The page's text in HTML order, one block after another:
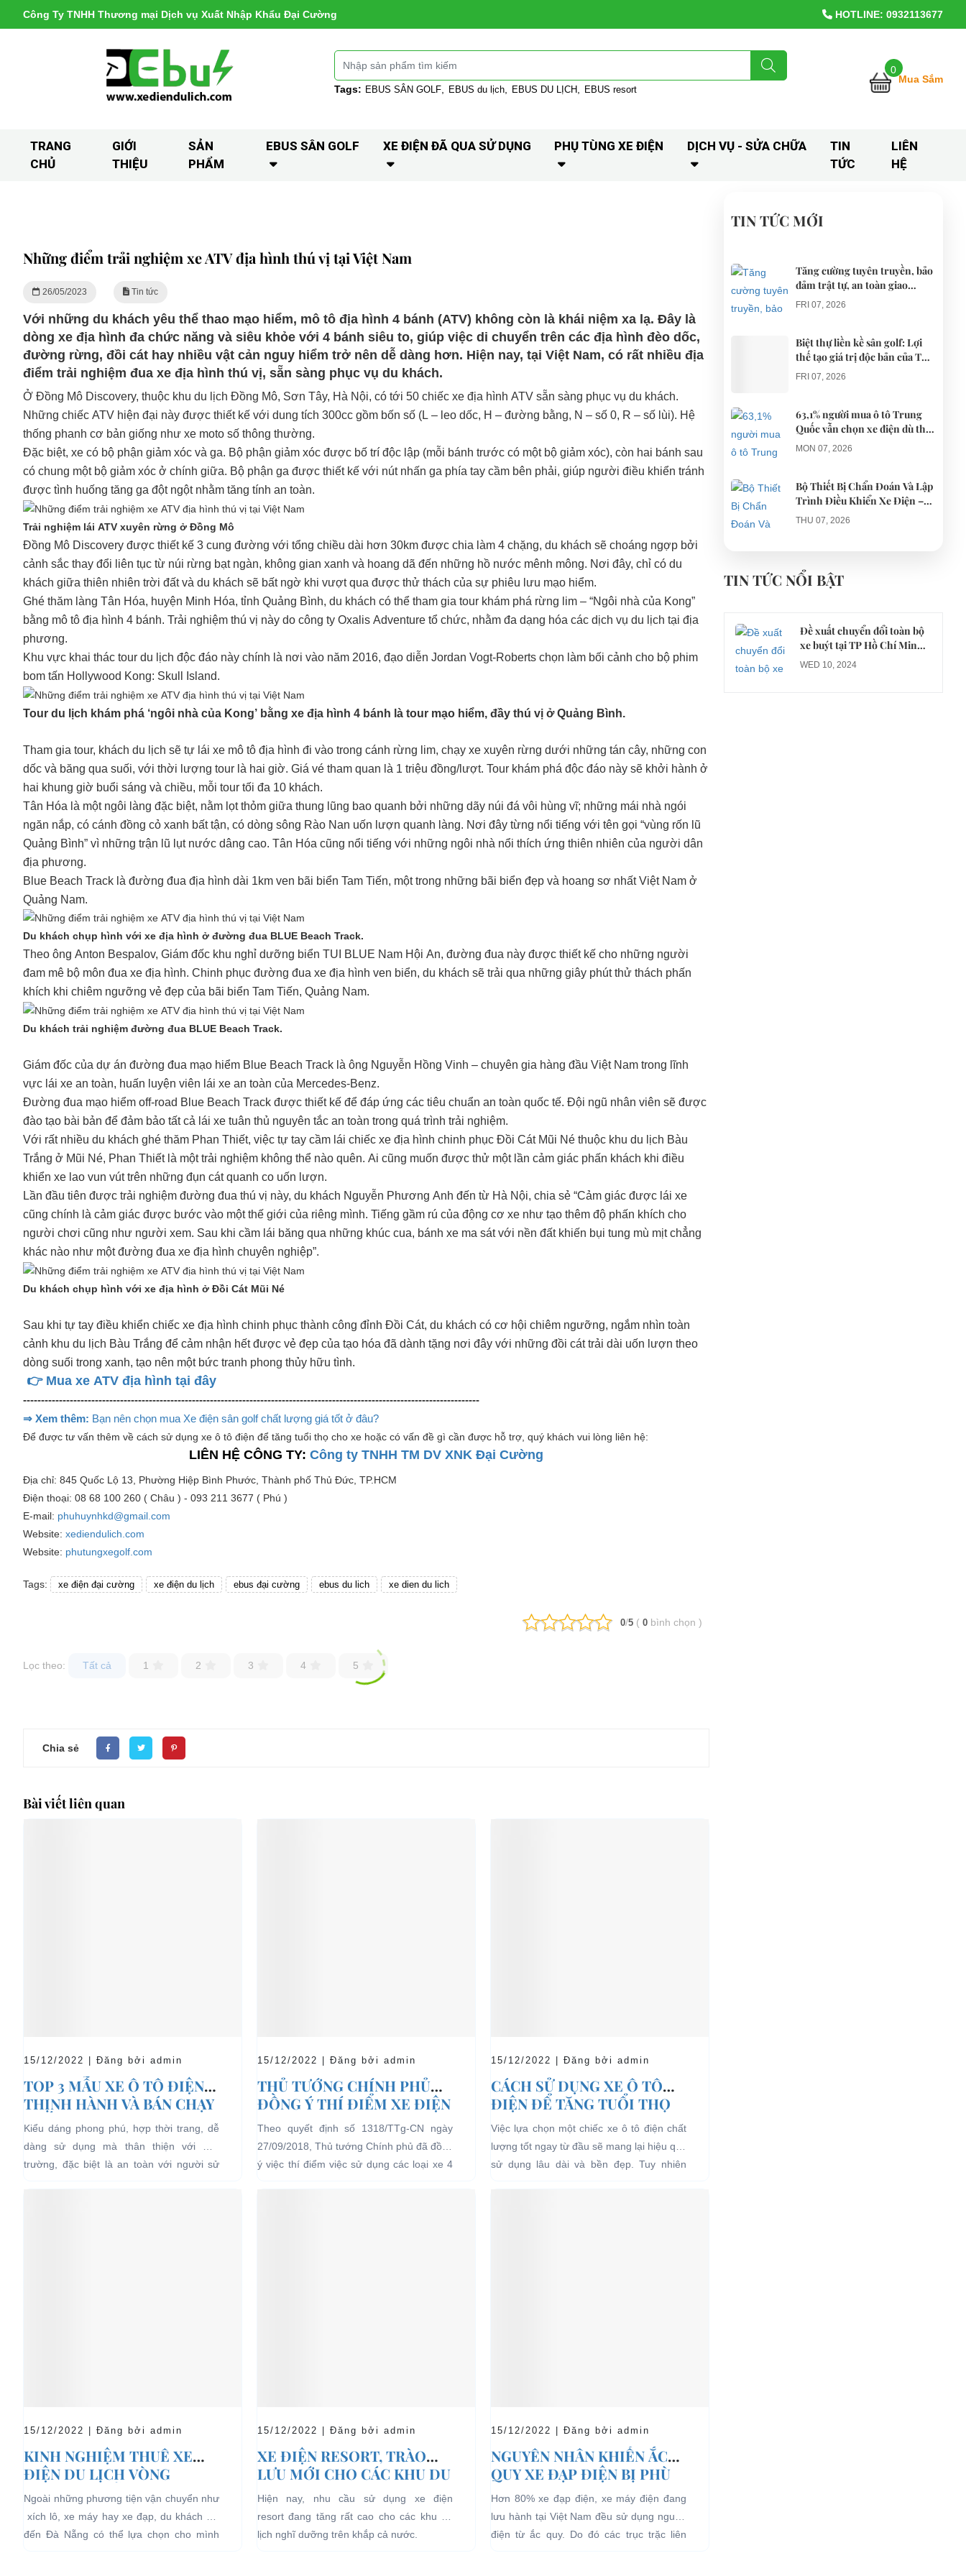
Công Ty TNHH Thương mại Dịch vụ Xuất Nhập Khẩu Đại Cường HOTLINE: 0932113677
Tags: EBUS SÂN GOLF EBUS du lịch EBUS DU LỊCH EBUS resort
0
Mua Sắm
TRANG
CHỦ
GIỚI
THIỆU
SẢN
PHẨM
EBUS SÂN GOLF XE ĐIỆN ĐÃ QUA SỬ DỤNG PHỤ TÙNG XE ĐIỆN DỊCH VỤ - SỬA CHỮA
TIN
TỨC
LIÊN
HỆ
Những điểm trải nghiệm xe ATV địa hình thú vị tại Việt Nam
26/05/2023 Tin tức
Với những du khách yêu thể thao mạo hiểm, mô tô địa hình 4 bánh (ATV) không còn là khái niệm xa lạ. Đây là
dòng xe địa hình đa chức năng và siêu khỏe với 4 bánh siêu to, giúp việc di chuyển trên các địa hình đèo dốc,
đường rừng, đồi cát hay nhiều vật cản nguy hiểm trở nên dễ dàng hơn. Hiện nay, tại Việt Nam, có rất nhiều địa
điểm trải nghiệm đua xe địa hình thú vị, sẵn sàng phục vụ du khách.
Ở Đồng Mô Discovery, thuộc khu du lịch Đồng Mô, Sơn Tây, Hà Nội, có tới 50 chiếc xe địa hình ATV sẵn sàng phục vụ du khách.
Những chiếc ATV hiện đại này được thiết kế với dung tích 300cc gồm bốn số (L – leo dốc, H – đường bằng, N – số 0, R – số lùi). Hệ
thống phanh cơ bản giống như xe moto số thông thường.
Ðặc biệt, xe có bộ phận giảm xóc và ga. Bộ phận giảm xóc được bố trí độc lập (mỗi bánh trước có một bộ giảm xóc), còn hai bánh sau
có chung một bộ giảm xóc ở chính giữa. Bộ phận ga được thiết kế với nút nhấn ga phía tay cầm bên phải, giúp người điều khiển tránh
được tình huống tăng ga đột ngột nhằm tăng tính an toàn.
Trải nghiệm lái ATV xuyên rừng ở Đồng Mô
Đồng Mô Discovery được thiết kế 3 cung đường với tổng chiều dài hơn 30km được chia làm 4 chặng, du khách sẽ choáng ngợp bởi
cảnh sắc thay đổi liên tục từ núi rừng bạt ngàn, không gian xanh và hoang dã đến những hồ nước mênh mông. Nơi đây, chỉ có du
khách giữa thiên nhiên trời đất và du khách sẽ bất ngờ khi vượt qua được thử thách của sự phiêu lưu mạo hiểm.
Ghé thăm làng Tân Hóa, huyện Minh Hóa, tỉnh Quảng Bình, du khách có thể tham gia tour khám phá rừng lim – “Ngôi nhà của Kong”
bằng mô tô địa hình 4 bánh. Trải nghiệm thú vị này do công ty Oxalis Adventure tổ chức, nhằm đa dạng hóa các dịch vụ du lịch tại địa
phương.
Khu vực khai thác tour du lịch độc đáo này chính là nơi vào năm 2016, đạo diễn Jordan Vogt-Roberts chọn làm bối cảnh cho bộ phim
bom tấn Hollywood Kong: Skull Island.
Tour du lịch khám phá ‘ngôi nhà của Kong’ bằng xe địa hình 4 bánh là tour mạo hiểm, đầy thú vị ở Quảng Bình.
Tham gia tour, khách du lịch sẽ tự lái xe mô tô địa hình đi vào trong cánh rừng lim, chạy xe xuyên rừng dưới những tán cây, những con
dốc và băng qua suối, với thời lượng tour là hai giờ. Giá vé tham quan là 1 triệu đồng/lượt. Tour khám phá độc đáo này sẽ khởi hành ở
hai khung giờ buổi sáng và chiều, mỗi tour tối đa 10 khách.
Tân Hóa là một ngôi làng đặc biệt, nằm lọt thỏm giữa thung lũng bao quanh bởi những dãy núi đá vôi hùng vĩ; những mái nhà ngói
ngăn nắp, có cánh đồng cỏ xanh bất tận, có dòng sông Rào Nan uốn lượn quanh làng. Nơi đây từng nổi tiếng với tên gọi “vùng rốn lũ
Quảng Bình” vì những trận lũ lụt nước dâng cao. Tân Hóa cũng nổi tiếng với những ngôi nhà nổi thích ứng thiên nhiên của người dân
địa phương.
Blue Beach Track là đường đua địa hình dài 1km ven bãi biển Tam Tiến, một trong những bãi biển đẹp và hoang sơ nhất Việt Nam ở
Quảng Nam.
Du khách chụp hình với xe địa hình ở đường đua BLUE Beach Track.
Theo ông Anton Bespalov, Giám đốc khu nghỉ dưỡng biển TUI BLUE Nam Hội An, đường đua này được thiết kế cho những người
đam mê bộ môn đua xe địa hình. Chinh phục đường đua xe địa hình ven biển, du khách sẽ trải qua những giây phút thử thách phấn
khích khi chiêm ngưỡng vẻ đẹp của bãi biển Tam Tiến, Quảng Nam.
Du khách trải nghiệm đường đua BLUE Beach Track.
Giám đốc của dự án đường đua mạo hiểm Blue Beach Track là ông Nguyễn Hồng Vinh – chuyên gia hàng đầu Việt Nam trong lĩnh
vực lái xe an toàn, huấn luyện viên lái xe an toàn của Mercedes-Benz.
Đường đua mạo hiểm off-road Blue Beach Track được thiết kế để đáp ứng các tiêu chuẩn an toàn quốc tế. Đội ngũ nhân viên sẽ được
đào tạo bài bản để đảm bảo tất cả lái xe tuân thủ nguyên tắc an toàn trong quá trình trải nghiệm.
Với rất nhiều du khách ghé thăm Phan Thiết, việc tự tay cầm lái chiếc xe địa hình chinh phục Đồi Cát Mũi Né thuộc khu du lịch Bàu
Trắng ở Mũi Né, Phan Thiết là một trải nghiệm không thể nào quên. Ai cũng muốn được thử một lần cảm giác phấn khách khi điều
khiển xe lao vun vút trên những đụn cát quanh co uốn lượn.
Lần đầu tiên được trải nghiệm đường đua thú vị này, du khách Nguyễn Phương Anh đến từ Hà Nội, chia sẻ “Cảm giác được lái xe
cũng chính là cảm giác được bước vào một thế giới của riêng mình. Tiếng gầm rú của động cơ xe như tạo thêm độ phấn khích cho
người chơi cũng như người xem. Sau khi cầm lái băng qua những khúc cua, bánh xe ma sát với nền đất khiến bụi tung mù mịt chẳng
khác nào như một đường đua xe địa hình chuyên nghiệp”.
Du khách chụp hình với xe địa hình ở Đồi Cát Mũi Né
Sau khi tự tay điều khiển chiếc xe địa hình chinh phục thành công đỉnh Đồi Cát, du khách có cơ hội chiêm ngưỡng, ngắm nhìn toàn
cảnh khu du lịch Bàu Trắng để cảm nhận hết được vẻ đẹp của tạo hóa đã dành tặng nơi đây với những đồi cát trải dài uốn lượn theo
dòng suối trong xanh, tạo nên một bức tranh phong thủy hữu tình.
👉 Mua xe ATV địa hình tại đây
-------------------------------------------------------------------------------------------------------------------------------
⇒ Xem thêm: Bạn nên chọn mua Xe điện sân golf chất lượng giá tốt ở đâu?
Để được tư vấn thêm về cách sử dụng xe ô tô điện để tăng tuổi thọ cho xe hoặc có vấn đề gì cần được hỗ trợ, quý khách vui lòng liên hệ:
LIÊN HỆ CÔNG TY: Công ty TNHH TM DV XNK Đại Cường
Địa chỉ: 845 Quốc Lộ 13, Phường Hiệp Bình Phước, Thành phố Thủ Đức, TP.HCM
Điện thoại: 08 68 100 260 ( Châu ) - 093 211 3677 ( Phú )
E-mail: phuhuynhkd@gmail.com
Website: xediendulich.com
Website: phutungxegolf.com
Tags: xe điện đại cường xe điện du lịch ebus đại cường ebus du lich xe dien du lich
0/5 ( 0 bình chọn )
Lọc theo: Tất cả 1 2 3 4 5
Chia sẻ
Bài viết liên quan
15/12/2022 | Đăng bởi admin
TOP 3 MẪU XE Ô TÔ ĐIỆN
THỊNH HÀNH VÀ BÁN CHẠY
NHẤT HIỆN NAY
Kiểu dáng phong phú, hợp thời trang, dễ
dàng sử dụng mà thân thiện với môi
trường, đặc biệt là an toàn với người sử
15/12/2022 | Đăng bởi admin
THỦ TƯỚNG CHÍNH PHỦ
ĐỒNG Ý THÍ ĐIỂM XE ĐIỆN
04 BÁNH CHỞ KHÁCH DU
LỊCH TẠI CÁC KHU VỰC
HẠN CHẾ
Theo quyết định số 1318/TTg-CN ngày
27/09/2018, Thủ tướng Chính phủ đã đồng
ý việc thí điểm việc sử dụng các loại xe 4
15/12/2022 | Đăng bởi admin
CÁCH SỬ DỤNG XE Ô TÔ
ĐIỆN ĐỂ TĂNG TUỔI THỌ
CHO XE
Việc lựa chọn một chiếc xe ô tô điện chất
lượng tốt ngay từ đầu sẽ mang lại hiệu quả
sử dụng lâu dài và bền đẹp. Tuy nhiên
15/12/2022 | Đăng bởi admin
KINH NGHIỆM THUÊ XE
ĐIỆN DU LỊCH VÒNG
QUANH ĐÀ NẴNG
Ngoài những phương tiện vận chuyển như
xích lô, xe máy hay xe đạp, du khách khi
đến Đà Nẵng có thể lựa chọn cho mình
15/12/2022 | Đăng bởi admin
XE ĐIỆN RESORT, TRÀO
LƯU MỚI CHO CÁC KHU DU
LỊCH NGHĨ DƯỠNG.
Hiện nay, nhu cầu sử dụng xe điện
resort đang tăng rất cao cho các khu du
lịch nghĩ dưỡng trên khắp cả nước.
15/12/2022 | Đăng bởi admin
NGUYÊN NHÂN KHIẾN ẮC
QUY XE ĐẠP ĐIỆN BỊ PHÙ
Hơn 80% xe đạp điện, xe máy điện đang
lưu hành tại Việt Nam đều sử dụng nguồn
điện từ ắc quy. Do đó các trục trặc liên
TIN TỨC MỚI
Tăng cường tuyên truyền, bảo
đảm trật tự, an toàn giao
thông khi thí điểm xe điện 4
bánh phục vụ du lịch
FRI 07, 2026
Biệt thự liền kề sân golf: Lợi
thế tạo giá trị độc bản của The
AGULA Tây Ninh
FRI 07, 2026
63,1% người mua ô tô Trung
Quốc vẫn chọn xe điện dù thị
trường tháng 7 hạ nhiệt
MON 07, 2026
Bộ Thiết Bị Chẩn Đoán Và Lập
Trình Điều Khiển Xe Điện –
Giải Pháp Bảo Trì Chuyên
Nghiệp
THU 07, 2026
điện du lịch gây gổ khi đón du
khách ở Quy Nhơn
TIN TỨC NỔI BẬT
Đề xuất chuyển đổi toàn bộ
xe buýt tại TP Hồ Chí Minh
sang xe điện từ năm 2026
WED 10, 2024